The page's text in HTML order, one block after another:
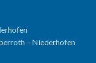
– Niederhofen